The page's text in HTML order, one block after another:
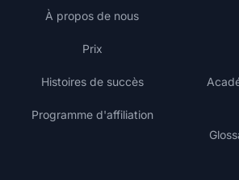
À propos de nous
Prix
Histoires de succès
Programme d'affiliation